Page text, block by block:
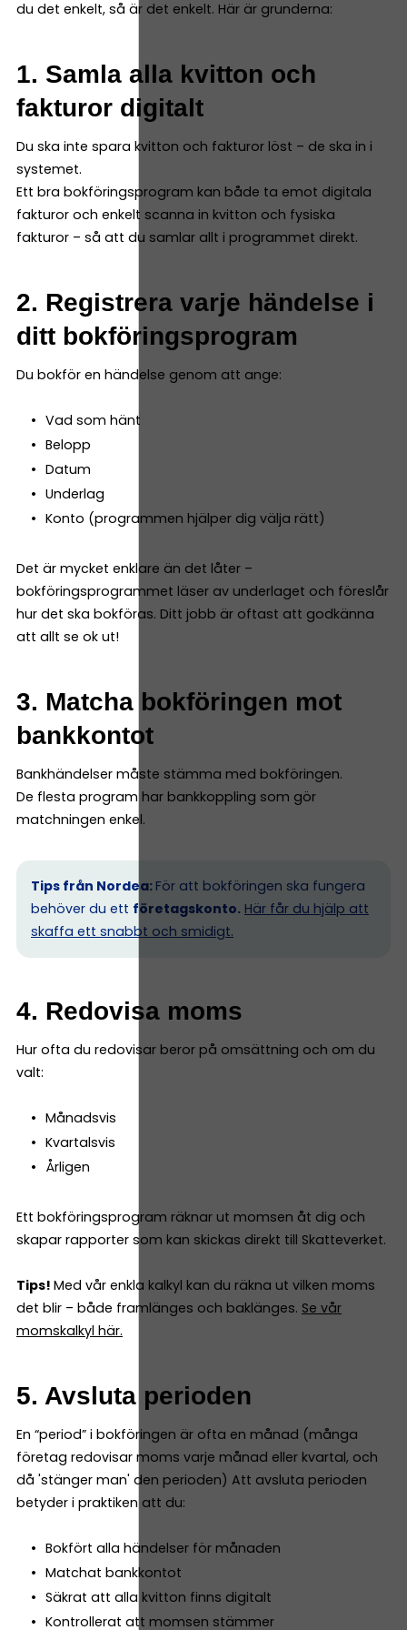
du det enkelt, så är det enkelt. Här är grunderna:
1. Samla alla kvitton och
fakturor digitalt
Du ska inte spara kvitton och fakturor löst – de ska in i
systemet.
Ett bra bokföringsprogram kan både ta emot digitala
fakturor och enkelt scanna in kvitton och fysiska
fakturor – så att du samlar allt i programmet direkt.
2. Registrera varje händelse i
ditt bokföringsprogram
Du bokför en händelse genom att ange:
Vad som hänt
Belopp
Datum
Underlag
Konto (programmen hjälper dig välja rätt)
Det är mycket enklare än det låter –
bokföringsprogrammet läser av underlaget och föreslår
hur det ska bokföras. Ditt jobb är oftast att godkänna
att allt se ok ut!
3. Matcha bokföringen mot
bankkontot
Bankhändelser måste stämma med bokföringen.
De flesta program har bankkoppling som gör
matchningen enkel.
Tips från Nordea: För att bokföringen ska fungera
behöver du ett företagskonto. Här får du hjälp att
skaffa ett snabbt och smidigt.
4. Redovisa moms
Hur ofta du redovisar beror på omsättning och om du
valt:
Månadsvis
Kvartalsvis
Årligen
Ett bokföringsprogram räknar ut momsen åt dig och
skapar rapporter som kan skickas direkt till Skatteverket.
Tips! Med vår enkla kalkyl kan du räkna ut vilken moms
det blir – både framlänges och baklänges. Se vår
momskalkyl här.
5. Avsluta perioden
En “period” i bokföringen är ofta en månad (många
företag redovisar moms varje månad eller kvartal, och
då 'stänger man' den perioden) Att avsluta perioden
betyder i praktiken att du:
Bokfört alla händelser för månaden
Matchat bankkontot
Säkrat att alla kvitton finns digitalt
Kontrollerat att momsen stämmer